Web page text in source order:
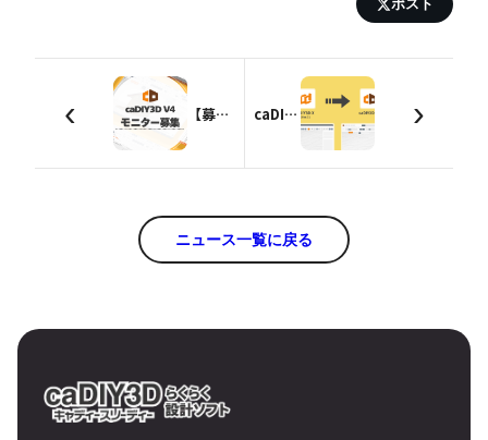
ポスト
‹ 【募集終了】caDIY3D V4 先行モニター募集のお知らせ caDIY3D-X（Ver.3）をご利用のお客様へ 大事なお知らせ ›
ニュース一覧に戻る